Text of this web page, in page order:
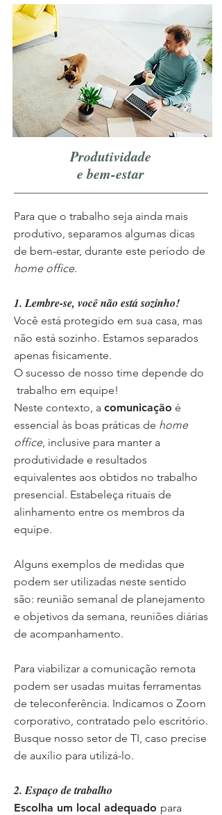
Produtividade
e bem-estar
Para que o trabalho seja ainda mais
produtivo, separamos algumas dicas
de bem-estar, durante este período de
home office.
1. Lembre-se, você não está sozinho!
Você está protegido em sua casa, mas
não está sozinho. Estamos separados
apenas fisicamente.
O sucesso de nosso time depende do
trabalho em equipe!
Neste contexto, a comunicação é
essencial às boas práticas de home
office, inclusive para manter a
produtividade e resultados
equivalentes aos obtidos no trabalho
presencial. Estabeleça rituais de
alinhamento entre os membros da
equipe.
Alguns exemplos de medidas que
podem ser utilizadas neste sentido
são: reunião semanal de planejamento
e objetivos da semana, reuniões diárias
de acompanhamento.
Para viabilizar a comunicação remota
podem ser usadas muitas ferramentas
de teleconferência. Indicamos o Zoom
corporativo, contratado pelo escritório.
Busque nosso setor de TI, caso precise
de auxílio para utilizá-lo.
2. Espaço de trabalho
Escolha um local adequado para